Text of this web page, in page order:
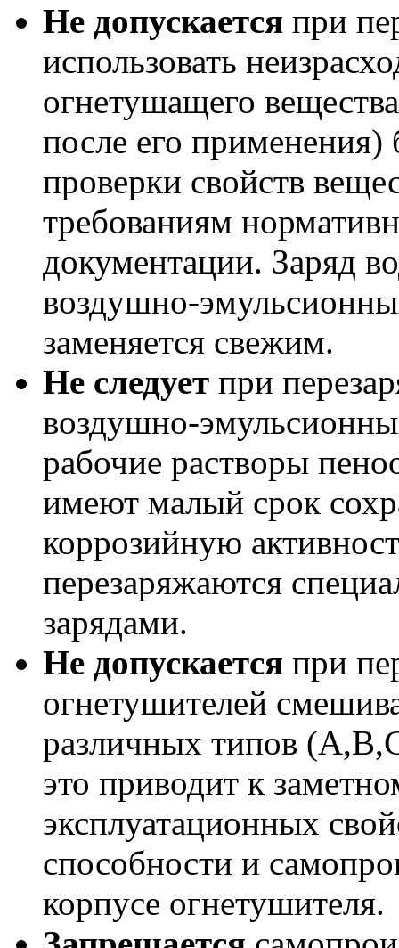
Не допускается при
использовать
огнетушащего
после его применения)
проверки свойств
требованиям
документации. Заряд
воздушно-
заменяется свежим.
Не следует при
воздушно-
рабочие растворы
имеют малый срок
коррозийную
перезаряжаются
зарядами.
Не допускается при
огнетушителей
различных типов
это приводит к
эксплуатационных
способности и
корпусе огнетушителя.